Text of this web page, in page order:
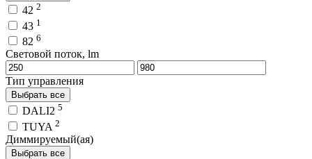
42 2
43 1
82 6
Световой поток, lm
Тип управления
Выбрать все
DALI2 5
TUYA 2
Диммируемый(ая)
Выбрать все